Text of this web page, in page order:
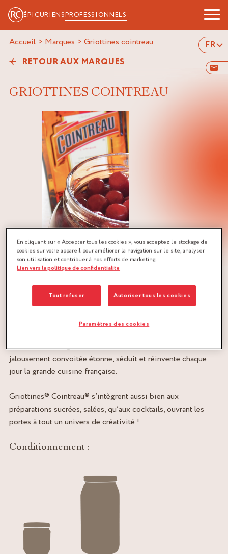
ÉPICURIENSPROFESSIONNELS
FR
Accueil > Marques > griottines cointreau
RETOUR AUX MARQUES
GRIOTTINES COINTREAU
Toujours en vue d’exalter le goût et la richesse des
plaisirs, Griottines® Cointreau® incarne l’alliance
parfaite de deux saveurs d’exception.
Griottines®, de savoureuses griottes sauvages dénoyautées,
d’écorces d’oranges douces et amères. Cette recette
jalousement convoitée étonne, séduit et réinvente chaque
jour la grande cuisine française.
Griottines® Cointreau® s’intègrent aussi bien aux
préparations sucrées, salées, qu’aux cocktails, ouvrant les
portes à tout un univers de créativité !
Conditionnement :
En cliquant sur « Accepter tous les cookies », vous acceptez le stockage de
cookies sur votre appareil pour améliorer la navigation sur le site, analyser
son utilisation et contribuer à nos efforts de marketing.
Lien vers la politique de confidentialite
Tout refuser Autoriser tous les cookies
Paramètres des cookies